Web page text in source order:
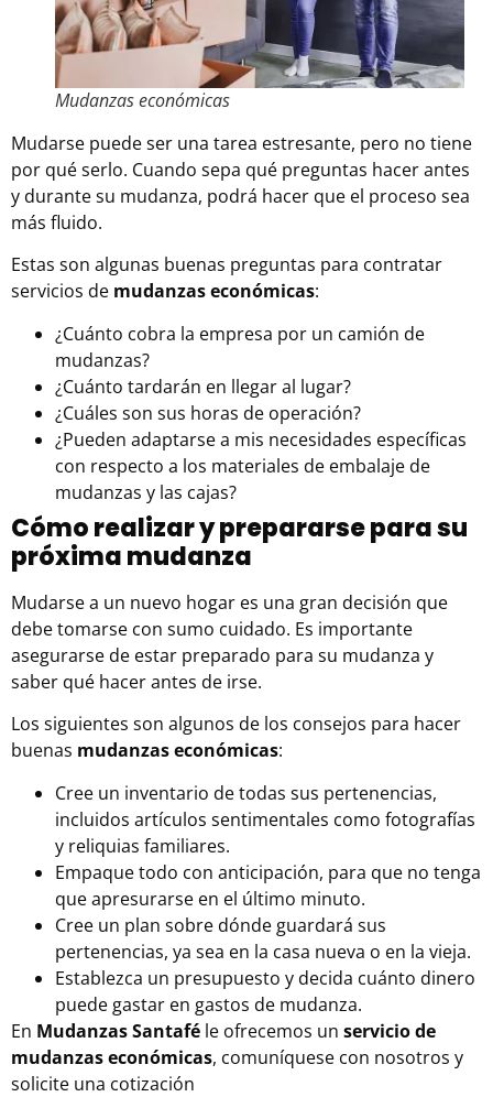
Mudanzas económicas
Mudarse puede ser una tarea estresante, pero no tiene
por qué serlo. Cuando sepa qué preguntas hacer antes
y durante su mudanza, podrá hacer que el proceso sea
más fluido.
Estas son algunas buenas preguntas para contratar
servicios de mudanzas económicas:
¿Cuánto cobra la empresa por un camión de
mudanzas?
¿Cuánto tardarán en llegar al lugar?
¿Cuáles son sus horas de operación?
¿Pueden adaptarse a mis necesidades específicas
con respecto a los materiales de embalaje de
mudanzas y las cajas?
Cómo realizar y prepararse para su
próxima mudanza
Mudarse a un nuevo hogar es una gran decisión que
debe tomarse con sumo cuidado. Es importante
asegurarse de estar preparado para su mudanza y
saber qué hacer antes de irse.
Los siguientes son algunos de los consejos para hacer
buenas mudanzas económicas:
Cree un inventario de todas sus pertenencias,
incluidos artículos sentimentales como fotografías
y reliquias familiares.
Empaque todo con anticipación, para que no tenga
que apresurarse en el último minuto.
Cree un plan sobre dónde guardará sus
pertenencias, ya sea en la casa nueva o en la vieja.
Establezca un presupuesto y decida cuánto dinero
puede gastar en gastos de mudanza.
En Mudanzas Santafé le ofrecemos un servicio de
mudanzas económicas, comuníquese con nosotros y
solicite una cotización